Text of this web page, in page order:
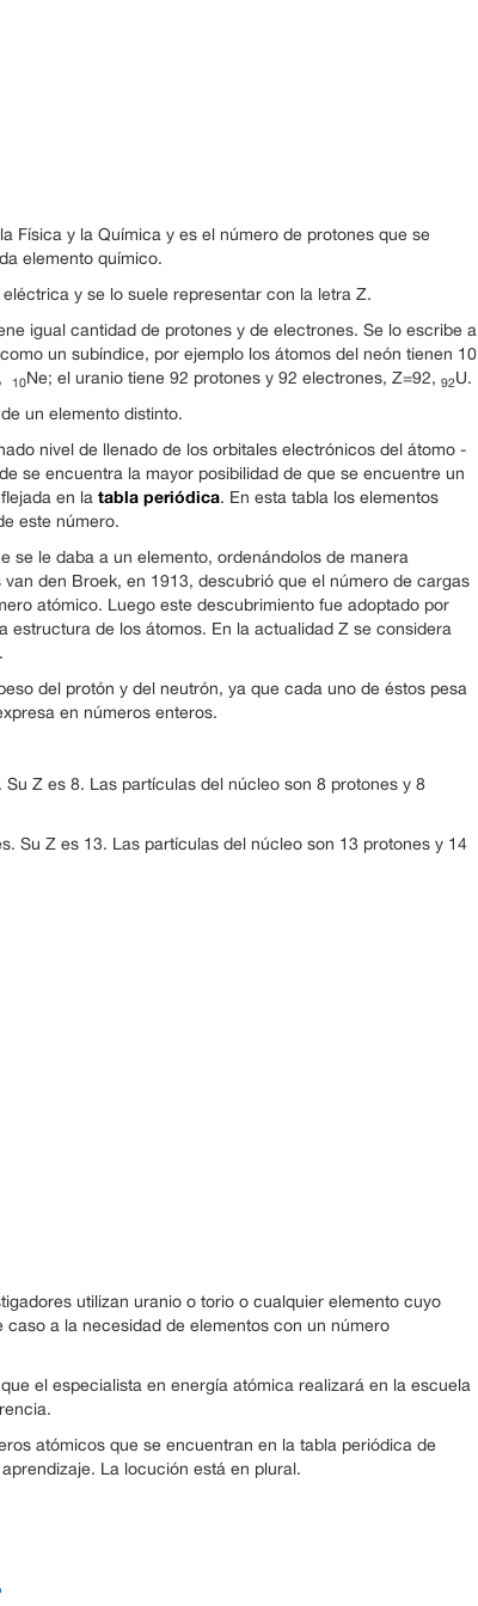
Física y la Química y es el número de protones que se
elemento químico.
y se lo suele representar con la letra Z.
igual cantidad de protones y de electrones. Se lo escribe a
un subíndice, por ejemplo los átomos del neón tienen 10
10Ne; el uranio tiene 92 protones y 92 electrones, Z=92, 92U.
un elemento distinto.
nivel de llenado de los orbitales electrónicos del átomo -
se encuentra la mayor posibilidad de que se encuentre un
en la tabla periódica. En esta tabla los elementos
este número.
se le daba a un elemento, ordenándolos de manera
den Broek, en 1913, descubrió que el número de cargas
atómico. Luego este descubrimiento fue adoptado por
de los átomos. En la actualidad Z se considera
del protón y del neutrón, ya que cada uno de éstos pesa
en números enteros.
Z es 8. Las partículas del núcleo son 8 protones y 8
Su Z es 13. Las partículas del núcleo son 13 protones y 14
utilizan uranio o torio o cualquier elemento cuyo
a la necesidad de elementos con un número
el especialista en energía atómica realizará en la escuela
atómicos que se encuentran en la tabla periódica de
La locución está en plural.